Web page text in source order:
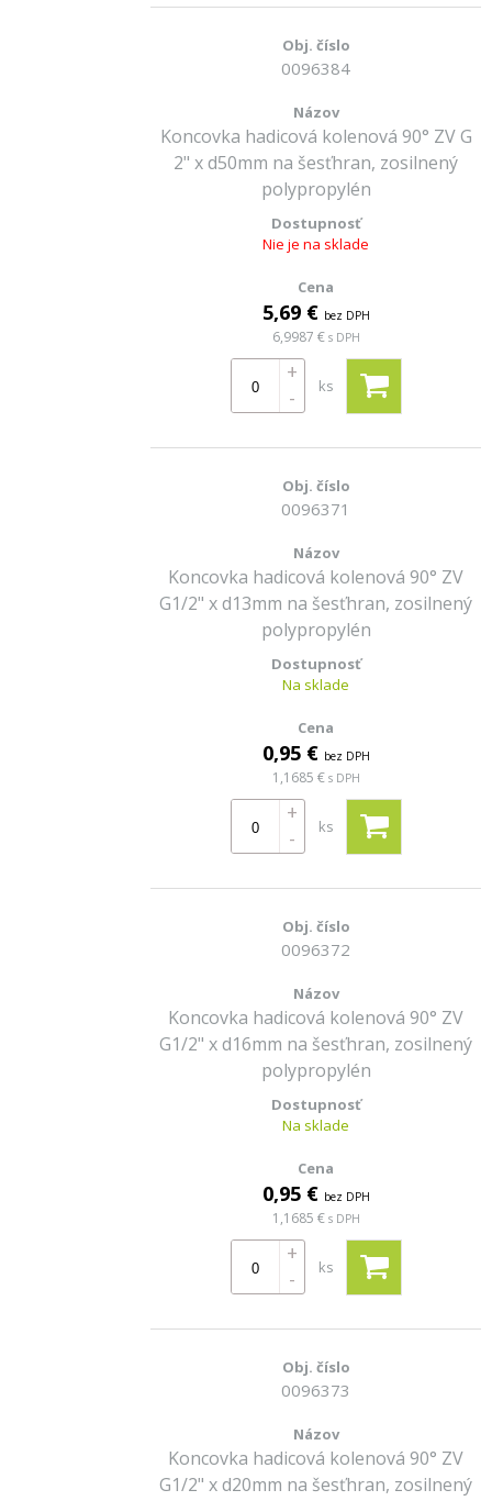
0096384
Koncovka hadicová kolenová 90° ZV G
2" x d50mm na šesťhran, zosilnený
polypropylén
Nie je na sklade
5,69 € bez DPH
6,9987 € s DPH
+
-
ks
0096371
Koncovka hadicová kolenová 90° ZV
G1/2" x d13mm na šesťhran, zosilnený
polypropylén
Na sklade
0,95 € bez DPH
1,1685 € s DPH
+
-
ks
0096372
Koncovka hadicová kolenová 90° ZV
G1/2" x d16mm na šesťhran, zosilnený
polypropylén
Na sklade
0,95 € bez DPH
1,1685 € s DPH
+
-
ks
0096373
Koncovka hadicová kolenová 90° ZV
G1/2" x d20mm na šesťhran, zosilnený